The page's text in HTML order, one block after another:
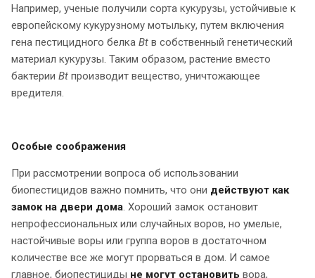
Например, ученые получили сорта кукурузы, устойчивые к
европейскому кукурузному мотыльку, путем включения
гена пестицидного белка Bt в собственный генетический
материал кукурузы. Таким образом, растение вместо
бактерии Bt производит вещество, уничтожающее
вредителя.
Особые соображения
При рассмотрении вопроса об использовании
биопестицидов важно помнить, что они действуют как
замок на двери дома. Хороший замок остановит
непрофессиональных или случайных воров, но умелые,
настойчивые воры или группа воров в достаточном
количестве все же могут прорваться в дом. И самое
главное, биопестициды не могут остановить вора,